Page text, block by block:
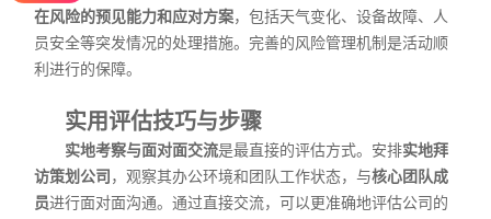
在风险的预见能力和应对方案，包括天气变化、设备故障、人
员安全等突发情况的处理措施。完善的风险管理机制是活动顺
利进行的保障。
实用评估技巧与步骤
实地考察与面对面交流是最直接的评估方式。安排实地拜
访策划公司 ，观察其办公环境和团队工作状态，与核心团队成
员进行面对面沟通。通过直接交流，可以更准确地评估公司的